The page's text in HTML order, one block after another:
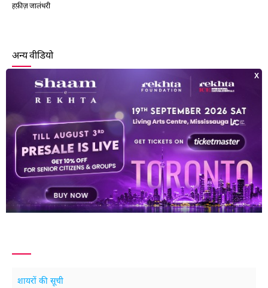
हफ़ीज़ जालंधरी
अन्य वीडियो
मेहदी हसन ख़ुर्शीद बेगम
शायरों की सूची